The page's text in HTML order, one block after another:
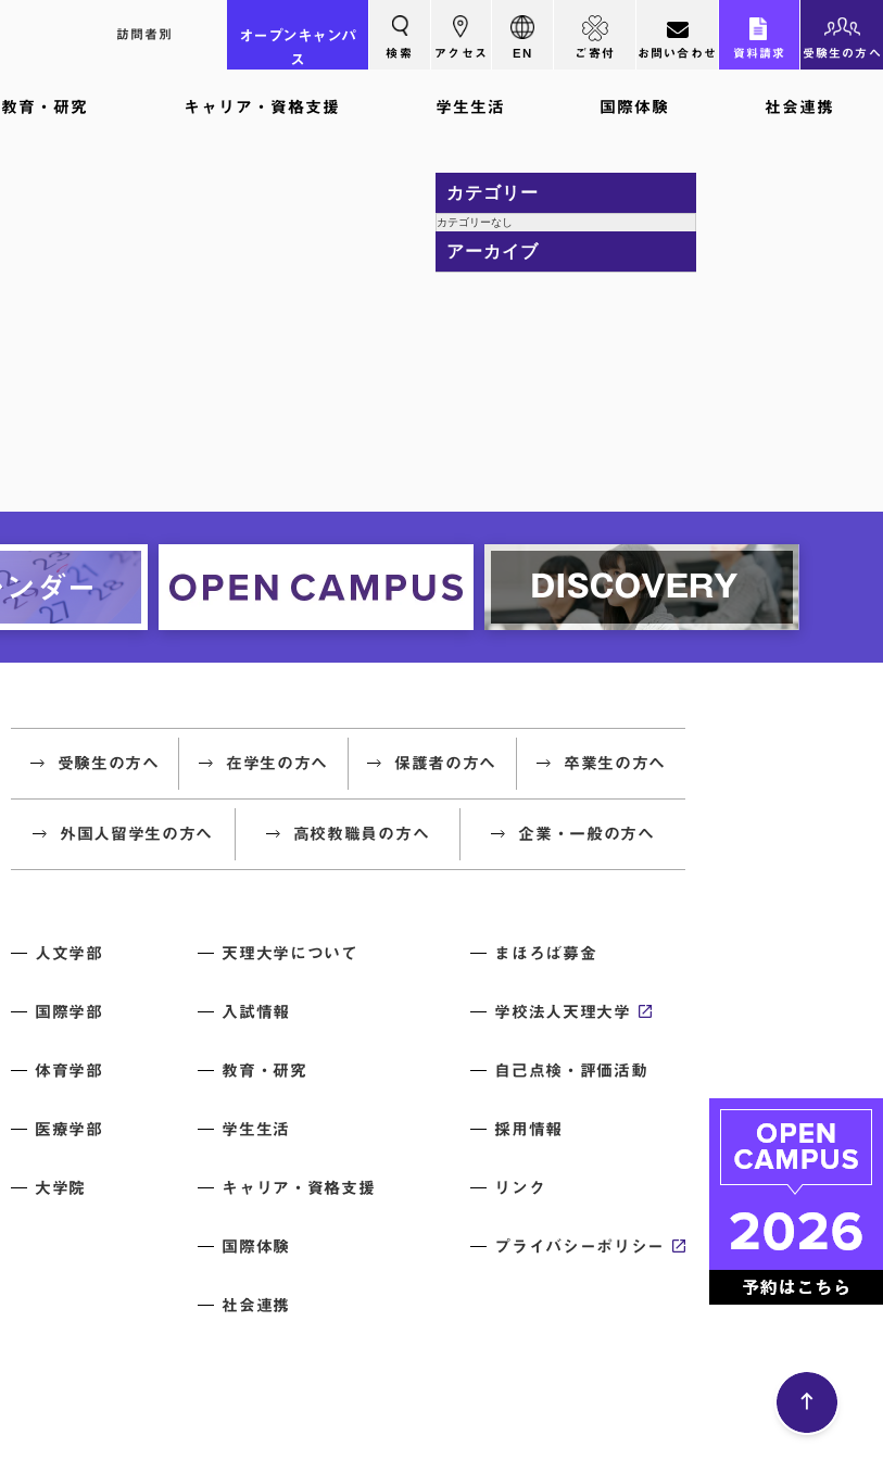
訪問者別 オープン キャンパ
ス
検索 アクセス EN ご寄付 お問い合わせ 資料請求 受験生の方へ
教育・研究 キャリア・資格支援 学生生活 国際体験 社会連携
カテゴリー
カテゴリーなし
アーカイブ
受験生の方へ 在学生の方へ 保護者の方へ 卒業生の方へ
外国人留学生の方へ 高校教職員の方へ 企業・一般の方へ
人文学部
国際学部
体育学部
医療学部
大学院
天理大学について
入試情報
教育・研究
学生生活
キャリア・資格支援
国際体験
社会連携
まほろば募金
学校法人天理大学
自己点検・評価活動
採用情報
リンク
プライバシーポリシー